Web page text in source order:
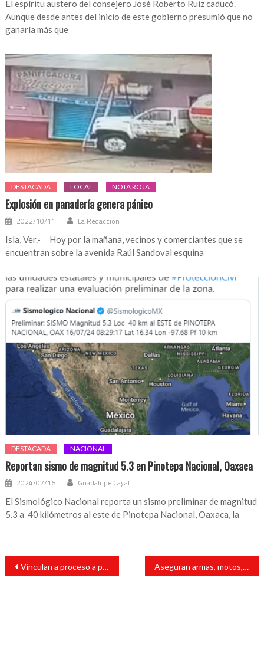
El espíritu austero del consejero José Roberto Ruiz caducó.
Aunque desde antes del inicio de este gobierno presumió que no
ganaría más que
DESTACADA LOCAL NOTA ROJA
Explosión en panadería genera pánico
2022/10/11 La Redacción
Isla, Ver.- Hoy por la mañana, vecinos y comerciantes que se
encuentran sobre la avenida Raúl Sandoval esquina
DESTACADA NACIONAL
Reportan sismo de magnitud 5.3 en Pinotepa Nacional, Oaxaca
2024/07/16 Guadalupe Cagal
El Sismológico Nacional reporta un sismo preliminar de magnitud
5.3 a 40 kilómetros al este de Pinotepa Nacional, Oaxaca, la
Navegación
entradas
Vinculan a proceso a presunto asesino de Yesenia Lara, candidata a alcaldía de Texistepec Aseguran armas, motos, drogas y más en cateos en Isla, Veracruz